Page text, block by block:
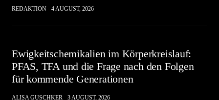
REDAKTION 4 AUGUST, 2026
Ewigkeitschemikalien im Körperkreislauf:
PFAS, TFA und die Frage nach den Folgen
für kommende Generationen
ALISA GUSCHKER 3 AUGUST, 2026